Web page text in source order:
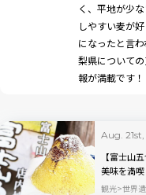
く、平地が少
しやすい麦が
になったと言
梨県について
報が満載です！
Aug.
【富士山
美味を満
寄ってみ
観光 世界